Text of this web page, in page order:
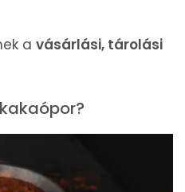
a vásárlási, tárolási